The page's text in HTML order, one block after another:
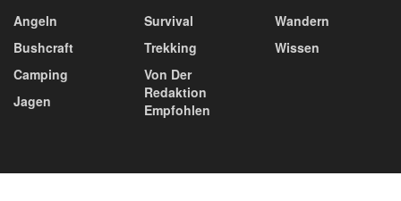
Angeln
Bushcraft
Camping
Jagen
Survival
Trekking
Von Der
Redaktion
Empfohlen
Wandern
Wissen